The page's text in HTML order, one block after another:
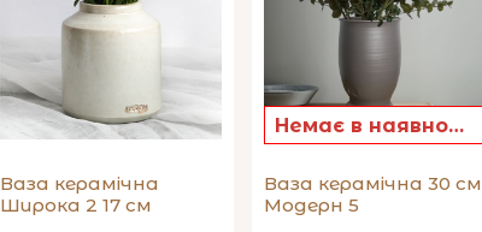
Ваза керамічна
Широка 2 17 см
Немає в наявності
Ваза керамічна 30 см
Модерн 5